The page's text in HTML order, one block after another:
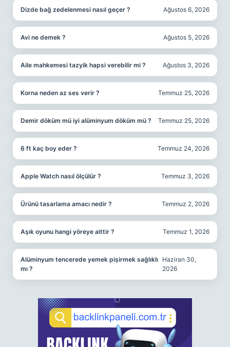
Dizde bağ zedelenmesi nasıl geçer ? Ağustos 6, 2026
Avi ne demek ? Ağustos 5, 2026
Aile mahkemesi tazyik hapsi verebilir mi ? Ağustos 3, 2026
Korna neden az ses verir ? Temmuz 25, 2026
Demir döküm mü iyi alüminyum döküm mü ? Temmuz 25, 2026
6 ft kaç boy eder ? Temmuz 24, 2026
Apple Watch nasıl ölçülür ? Temmuz 3, 2026
Ürünü tasarlama amacı nedir ? Temmuz 2, 2026
Aşık oyunu hangi yöreye aittir ? Temmuz 1, 2026
Alüminyum tencerede yemek pişirmek sağlıklı
mı ?
Haziran 30,
2026